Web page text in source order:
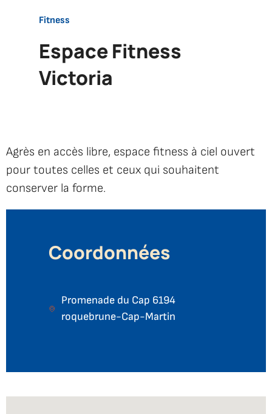
Accueil
Fitness
Victoria
Espace Fitness
Victoria
Fitness
Agrès en accès libre, espace fitness à ciel ouvert
pour toutes celles et ceux qui souhaitent
conserver la forme.
Coordonnées
Promenade du Cap 6194
roquebrune-Cap-Martin